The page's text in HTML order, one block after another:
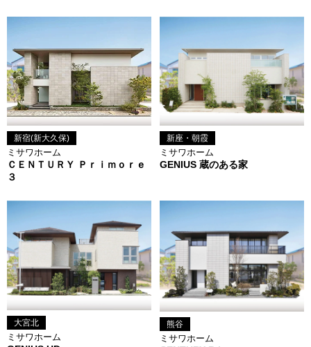
新宿(新大久保)
ミサワホーム
ＣＥＮＴＵＲＹ Ｐｒｉｍｏｒｅ
３
新座・朝霞
ミサワホーム
GENIUS 蔵のある家
大宮北
ミサワホーム
熊谷
ミサワホーム